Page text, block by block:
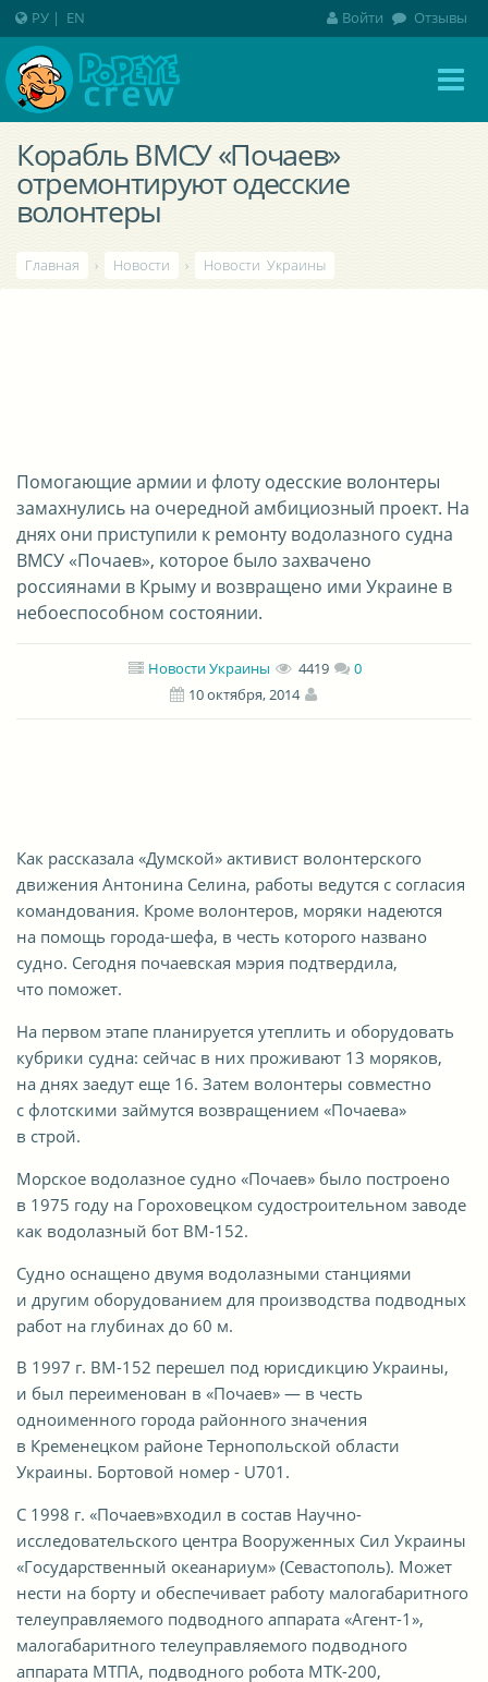
Корабль ВМСУ «Почаев»
отремонтируют одесские
волонтеры
Главная › Новости › Новости Украины
Помогающие армии и флоту одесские волонтеры
замахнулись на очередной амбициозный проект. На
днях они приступили к ремонту водолазного судна
ВМСУ «Почаев», которое было захвачено
россиянами в Крыму и возвращено ими Украине в
небоеспособном состоянии.
Новости Украины 4419
0
10 октября, 2014
Как рассказала «Думской» активист волонтерского
движения Антонина Селина, работы ведутся с согласия
командования. Кроме волонтеров, моряки надеются
на помощь города-шефа, в честь которого названо
судно. Сегодня почаевская мэрия подтвердила,
что поможет.
На первом этапе планируется утеплить и оборудовать
кубрики судна: сейчас в них проживают 13 моряков,
на днях заедут еще 16. Затем волонтеры совместно
с флотскими займутся возвращением «Почаева»
в строй.
Морское водолазное судно «Почаев» было построено
в 1975 году на Гороховецком судостроительном заводе
как водолазный бот ВМ-152.
Судно оснащено двумя водолазными станциями
и другим оборудованием для производства подводных
работ на глубинах до 60 м.
В 1997 г. ВМ-152 перешел под юрисдикцию Украины,
и был переименован в «Почаев» — в честь
одноименного города районного значения
в Кременецком районе Тернопольской области
Украины. Бортовой номер - U701.
С 1998 г. «Почаев»входил в состав Научно-
исследовательского центра Вооруженных Сил Украины
«Государственный океанариум» (Севастополь). Может
нести на борту и обеспечивает работу малогабаритного
телеуправляемого подводного аппарата «Агент-1»,
малогабаритного телеуправляемого подводного
аппарата МТПА, подводного робота МТК-200,
РУ | EN Войти Отзывы